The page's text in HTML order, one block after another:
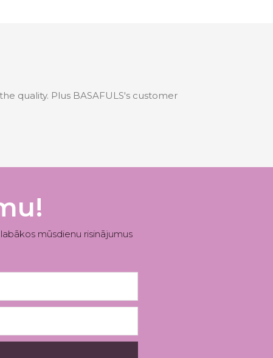
quality. Plus BASAFULS's customer
mūsdienu risinājumus